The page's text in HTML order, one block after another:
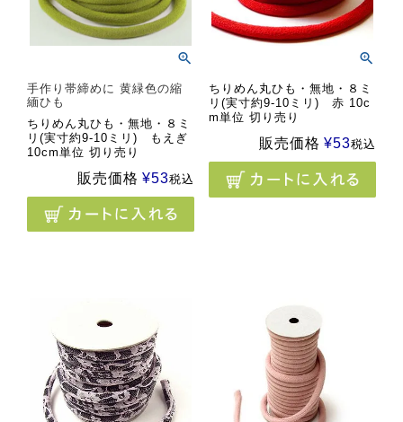
手作り帯締めに 黄緑色の縮
緬ひも
ちりめん丸ひも・無地・８ミ
リ(実寸約9-10ミリ) もえぎ
10cm単位 切り売り
販売価格 ¥53税込
ちりめん丸ひも・無地・８ミ
リ(実寸約9-10ミリ) 赤 10c
m単位 切り売り
販売価格 ¥53税込